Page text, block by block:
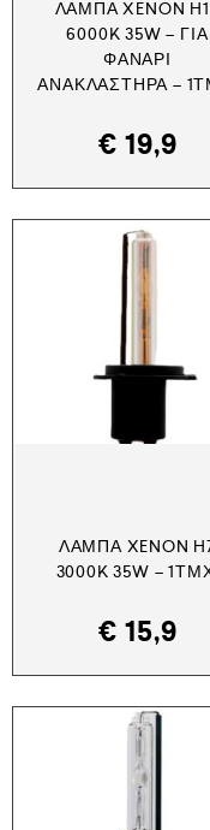
ΛΆΜΠΑ XENON
6000K 35W – ΓΙΑ
ΦΑΝΆΡΙ
ΑΝΑΚΛΑΣΤΉΡΑ –
€ 19,9
ΛΆΜΠΑ XENON
3000K 35W –
€ 15,9